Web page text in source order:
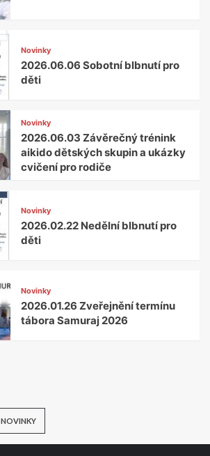
Novinky
2026.06.06 Sobotní blbnutí pro
děti
Novinky
2026.06.03 Závěrečný trénink
aikido dětských skupin a ukázky
cvičení pro rodiče
Novinky
2026.02.22 Nedělní blbnutí pro
děti
Novinky
2026.01.26 Zveřejnění termínu
tábora Samuraj 2026
NOVINKY